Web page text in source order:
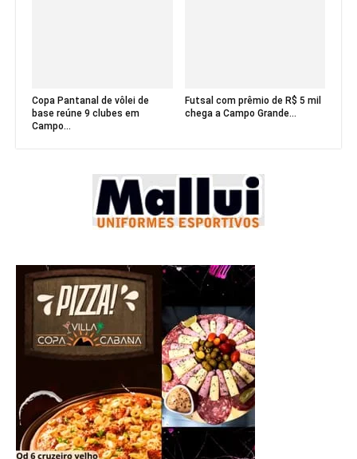
Copa Pantanal de vôlei de
base reúne 9 clubes em
Campo...
Futsal com prêmio de R$ 5 mil
chega a Campo Grande...